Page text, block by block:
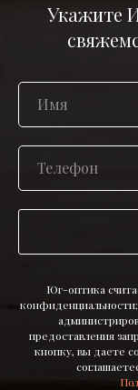
Укажите
Юг-оптика
предоставления
кнопку, вы даете